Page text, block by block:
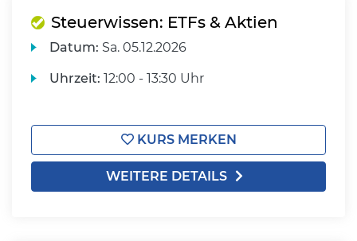
Steuerwissen: ETFs & Aktien
Datum: Sa. 05.12.2026
Uhrzeit: 12:00 - 13:30 Uhr
KURS MERKEN
WEITERE DETAILS